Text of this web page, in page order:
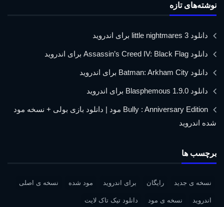
نوشته‌های تازه
دانلود little nightmares 3 برای اندروید
دانلود Assassin’s Creed IV: Black Flag برای اندروید
دانلود Batman: Arkham City برای اندروید
دانلود Blasphemous 1.9.0 برای اندروید
Bully : Anniversary Edition مود | دانلود بازی بولی + نسخه مود
شده اندروید
برچسب ها
نسخه ی جدید رایگان برای اندروید مود شده نسخه ی اصلی
اندروید نسخه ی مود دانلود تیک تاک لایت